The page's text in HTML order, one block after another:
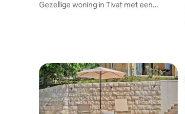
Gezellige woning in Tivat met een